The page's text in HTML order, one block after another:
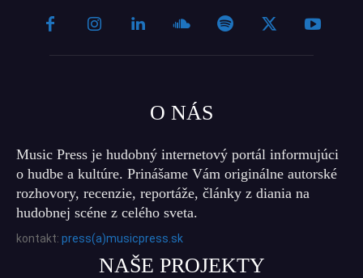
O NÁS
Music Press je hudobný internetový portál informujúci
o hudbe a kultúre. Prinášame Vám originálne autorské
rozhovory, recenzie, reportáže, články z diania na
hudobnej scéne z celého sveta.
kontakt: press(a)musicpress.sk
NAŠE PROJEKTY